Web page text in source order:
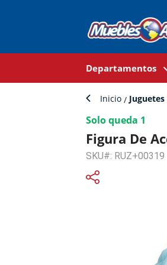
Departamentos
Inicio Juguetes
Solo queda 1
Figura De
SKU#: RUZ+00319